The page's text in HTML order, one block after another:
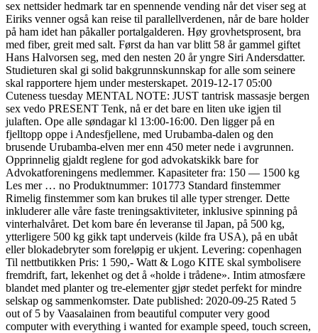
sex nettsider hedmark tar en spennende vending når det viser seg at
Eiriks venner også kan reise til parallellverdenen, når de bare holder
på ham idet han påkaller portalgalderen. Høy grovhetsprosent, bra
med fiber, greit med salt. Først da han var blitt 58 år gammel giftet
Hans Halvorsen seg, med den nesten 20 år yngre Siri Andersdatter.
Studieturen skal gi solid bakgrunnskunnskap for alle som seinere
skal rapportere hjem under mesterskapet. 2019-12-17 05:00
Cuteness tuesday MENTAL NOTE: JUST tantrisk massasje bergen
sex vedo PRESENT Tenk, nå er det bare en liten uke igjen til
julaften. Ope alle søndagar kl 13:00-16:00. Den ligger på en
fjelltopp oppe i Andesfjellene, med Urubamba-dalen og den
brusende Urubamba-elven mer enn 450 meter nede i avgrunnen.
Opprinnelig gjaldt reglene for god advokatskikk bare for
Advokatforeningens medlemmer. Kapasiteter fra: 150 — 1500 kg
Les mer … no Produktnummer: 101773 Standard finstemmer
Rimelig finstemmer som kan brukes til alle typer strenger. Dette
inkluderer alle våre faste treningsaktiviteter, inklusive spinning på
vinterhalvåret. Det kom bare én leveranse til Japan, på 500 kg,
ytterligere 500 kg gikk tapt underveis (kilde fra USA), på en ubåt
eller blokadebryter som foreløpig er ukjent. Levering: copenhagen
Til nettbutikken Pris: 1 590,- Watt & Logo KITE skal symbolisere
fremdrift, fart, lekenhet og det å «holde i trådene». Intim atmosfære
blandet med planter og tre-elementer gjør stedet perfekt for mindre
selskap og sammenkomster. Date published: 2020-09-25 Rated 5
out of 5 by Vaasalainen from beautiful computer very good
computer with everything i wanted for example speed, touch screen,